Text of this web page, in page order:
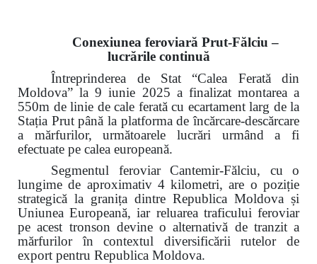
Conexiunea feroviară Prut-Fălciu –
lucrările continuă
Întreprinderea de Stat “Calea Ferată din
Moldova” la 9 iunie 2025 a finalizat montarea a
550m de linie de cale ferată cu ecartament larg de la
Stația Prut până la platforma de încărcare-descărcare
a mărfurilor, următoarele lucrări urmând a fi
efectuate pe calea europeană.
Segmentul feroviar Cantemir-Fălciu, cu o
lungime de aproximativ 4 kilometri, are o poziție
strategică la granița dintre Republica Moldova și
Uniunea Europeană, iar reluarea traficului feroviar
pe acest tronson devine o alternativă de tranzit a
mărfurilor în contextul diversificării rutelor de
export pentru Republica Moldova.